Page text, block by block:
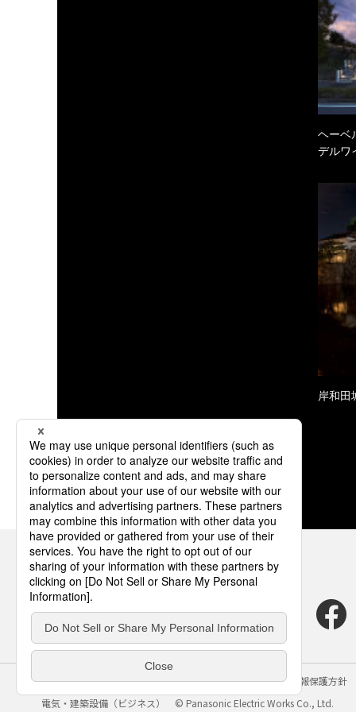
ヘーベ
デルワ
岸和田
サイトのご利用にあたって クッキーポリシー
個人情報保護方針
電気・建築設備（ビジネス）
© Panasonic Electric Works Co., Ltd.